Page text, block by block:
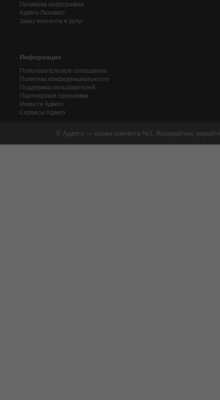
Проверка орфографии
Адвего Лингвист
Заказ контента и услуг
Информация
Пользовательское соглашение
Политика конфиденциальности
Поддержка пользователей
Партнерская программа
Новости Адвего
Сервисы Адвего
© Адвего — биржа контента №1. Копирайтинг,